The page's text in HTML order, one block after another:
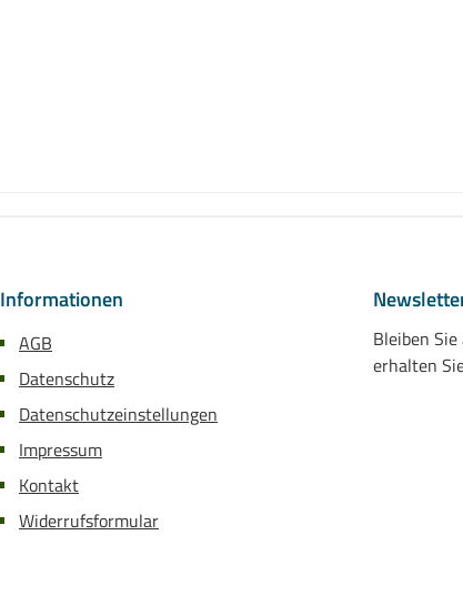
Informationen
AGB
Datenschutz
Datenschutzeinstellungen
Impressum
Kontakt
Widerrufsformular
Bleiben
erhalten